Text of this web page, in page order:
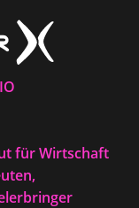
für Wirtschaft